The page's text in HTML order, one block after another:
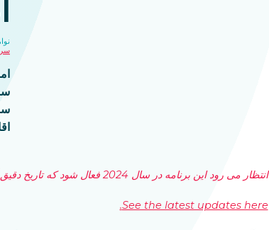
نوامبر
انتظار می رود این برنامه در سال 2024 فعال شود که تاریخ دقیق آن اعلام می شود.
See the latest updates here.